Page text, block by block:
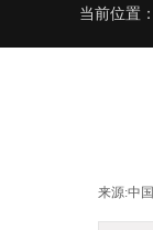
当前位置：
来源:中